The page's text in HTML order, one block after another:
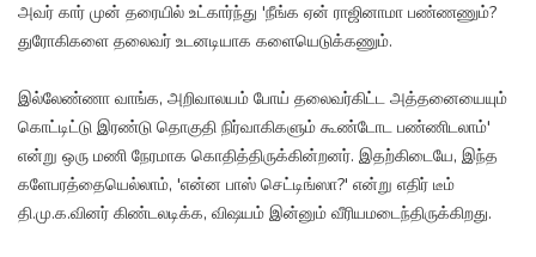
அவர் கார் முன் தரையில் உட்கார்ந்து 'நீங்க ஏன் ராஜினாமா பண்ணணும்?
துரோகிகளை தலைவர் உடனடியாக களையெடுக்கணும்.
இல்லேண்ணா வாங்க, அறிவாலயம் போய் தலைவர்கிட்ட அத்தனையையும்
கொட்டிட்டு இரண்டு தொகுதி நிர்வாகிகளும் கூண்டோட பண்ணிடலாம்'
என்று ஒரு மணி நேரமாக கொதித்திருக்கின்றனர். இதற்கிடையே, இந்த
களேபரத்தையெல்லாம், 'என்ன பாஸ் செட்டிங்ஸா?' என்று எதிர் டீம்
தி.மு.க.வினர் கிண்டலடிக்க, விஷயம் இன்னும் வீரியமடைந்திருக்கிறது.